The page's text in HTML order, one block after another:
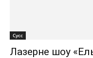
Сусс
Лазерне шоу